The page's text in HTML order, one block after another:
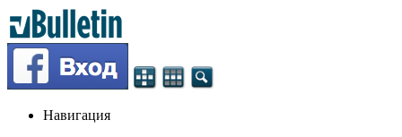
Навигация